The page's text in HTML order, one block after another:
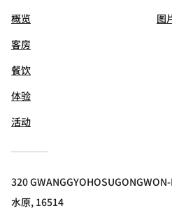
概览
客房
餐饮
体验
活动
图
320
水原, 16514